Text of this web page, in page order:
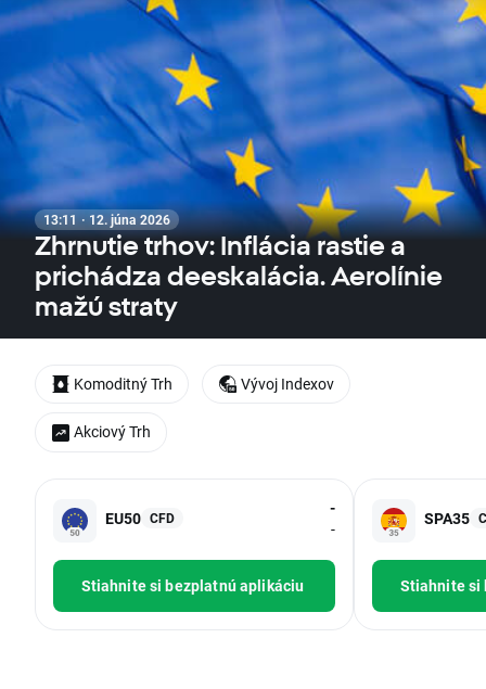
13:11 · 12. júna 2026
Zhrnutie trhov: Inflácia rastie a
prichádza deeskalácia. Aerolínie
mažú straty
EU50 CFD
-
-
Stiahnite si bezplatnú aplikáciu
SPA35
Stiahnite si
Komoditný Trh Vývoj Indexov
Akciový Trh